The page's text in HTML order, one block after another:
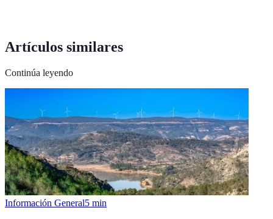
Artículos similares
Continúa leyendo
Información General5 min